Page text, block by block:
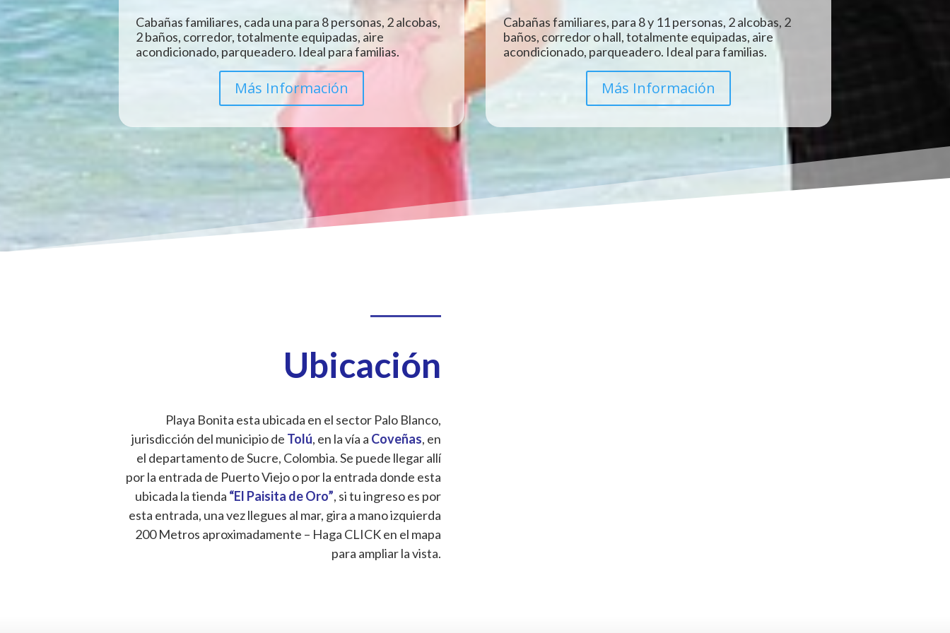
Cabañas familiares, cada una para 8 personas, 2 alcobas,
2 baños, corredor, totalmente equipadas, aire
acondicionado, parqueadero. Ideal para familias.
Más Información
Cabañas familiares, para 8 y 11 personas, 2 alcobas, 2
baños, corredor o hall, totalmente equipadas, aire
acondicionado, parqueadero. Ideal para familias.
Más Información
Ubicación
Playa Bonita esta ubicada en el sector Palo Blanco,
jurisdicción del municipio de Tolú, en la vía a Coveñas, en
el departamento de Sucre, Colombia. Se puede llegar allí
por la entrada de Puerto Viejo o por la entrada donde esta
ubicada la tienda “El Paisita de Oro”, si tu ingreso es por
esta entrada, una vez llegues al mar, gira a mano izquierda
200 Metros aproximadamente – Haga CLICK en el mapa
para ampliar la vista.